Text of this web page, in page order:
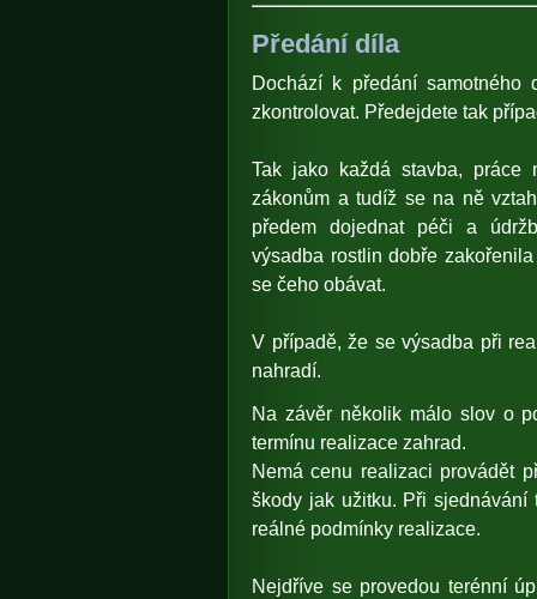
Předání díla
Dochází k předání
zkontrolovat. Předejdete tak
Tak jako každá stavba, práce
zákonům a tudíž se na ně
předem dojednat péči a
výsadba rostlin dobře
se čeho obávat.
V případě, že se výsadba při
nahradí.
Na závěr několik málo slov o
termínu realizace zahrad.
Nemá cenu realizaci provádět
škody jak užitku. Při
reálné podmínky realizace.
Nejdříve se provedou terénní